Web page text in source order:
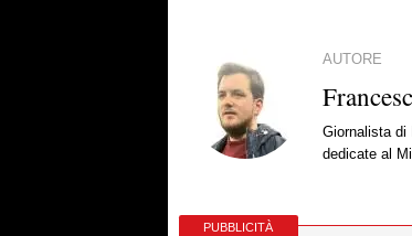
AUTORE
Giornalista di
dedicate al
PUBBLICITÀ